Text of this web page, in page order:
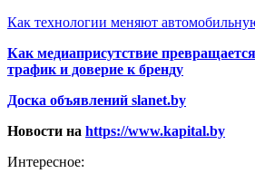
Как технологии меняют
Как медиаприсутствие
трафик и доверие к бренду
Доска объявлений slanet.by
Новости на https://www.kapital.by
Интересное: